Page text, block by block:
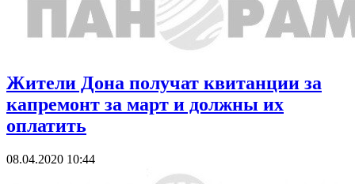
Жители Дона получат квитанции за
капремонт за март и должны их
оплатить
08.04.2020 10:44